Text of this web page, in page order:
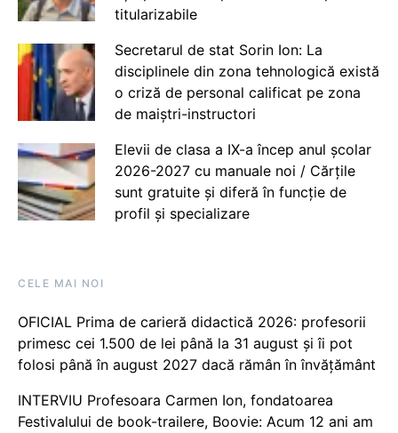
titularizabile
Secretarul de stat Sorin Ion: La
disciplinele din zona tehnologică există
o criză de personal calificat pe zona
de maiștri-instructori
Elevii de clasa a IX-a încep anul școlar
2026-2027 cu manuale noi / Cărțile
sunt gratuite și diferă în funcție de
profil și specializare
CELE MAI NOI
OFICIAL Prima de carieră didactică 2026: profesorii
primesc cei 1.500 de lei până la 31 august și îi pot
folosi până în august 2027 dacă rămân în învățământ
INTERVIU Profesoara Carmen Ion, fondatoarea
Festivalului de book-trailere, Boovie: Acum 12 ani am